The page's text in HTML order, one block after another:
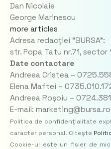
Dan Nicolaie
George Marinescu
more articles
Adresa redacţiei “BURSA”:
str. Popa Tatu nr.71,
Date contactare
Andreea Cristea –
Elena Maftei –
Andreea Roşoiu –
E-mail: marketing@bursa.ro
Politica de confidenţialitate
caracter personal. Citeşte
Cookie-ul este un fisier de